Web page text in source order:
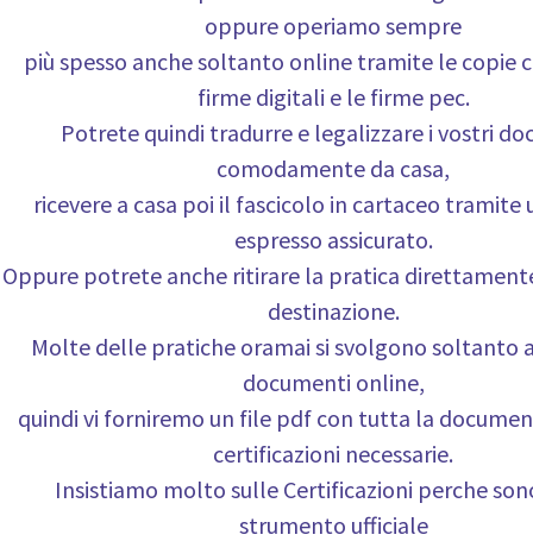
oppure operiamo sempre
più spesso anche soltanto online tramite le copie
firme digitali e le firme pec.
Potrete quindi tradurre e legalizzare i vostri
comodamente da casa,
ricevere a casa poi il fascicolo in cartaceo tramite
espresso assicurato.
Oppure potrete anche ritirare la pratica
destinazione.
Molte delle pratiche oramai si svolgono soltanto
documenti online,
quindi vi forniremo un file pdf con tutta la
certificazioni necessarie.
Insistiamo molto sulle Certificazioni perche
strumento ufficiale